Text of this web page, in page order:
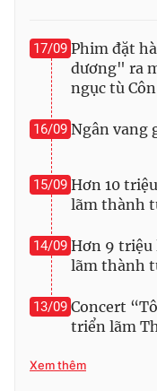
17/09 Phim đặt
dương" ra
ngục tù
16/09 Ngân vang
15/09 Hơn 10
lãm thành
14/09 Hơn 9 triệu
lãm thành
13/09 Concert
triển lãm
Xem thêm